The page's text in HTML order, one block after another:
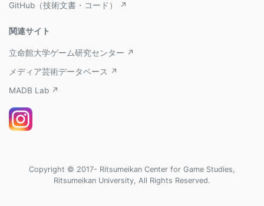
GitHub（技術文書・コード） ↗
関連サイト
立命館大学ゲーム研究センター ↗
メディア芸術データベース ↗
MADB Lab ↗
Copyright © 2017- Ritsumeikan Center for Game Studies,
Ritsumeikan University, All Rights Reserved.